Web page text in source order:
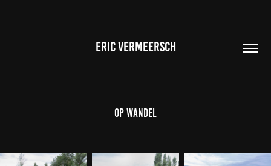
ERIC VERMEERSCH
Op wandel